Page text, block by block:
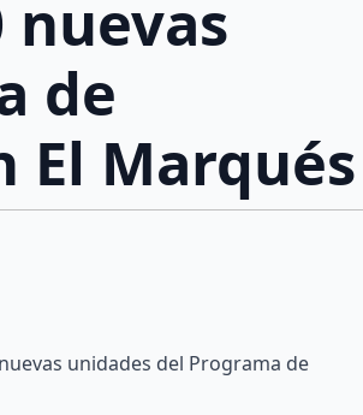
de
El
unidades del Programa de